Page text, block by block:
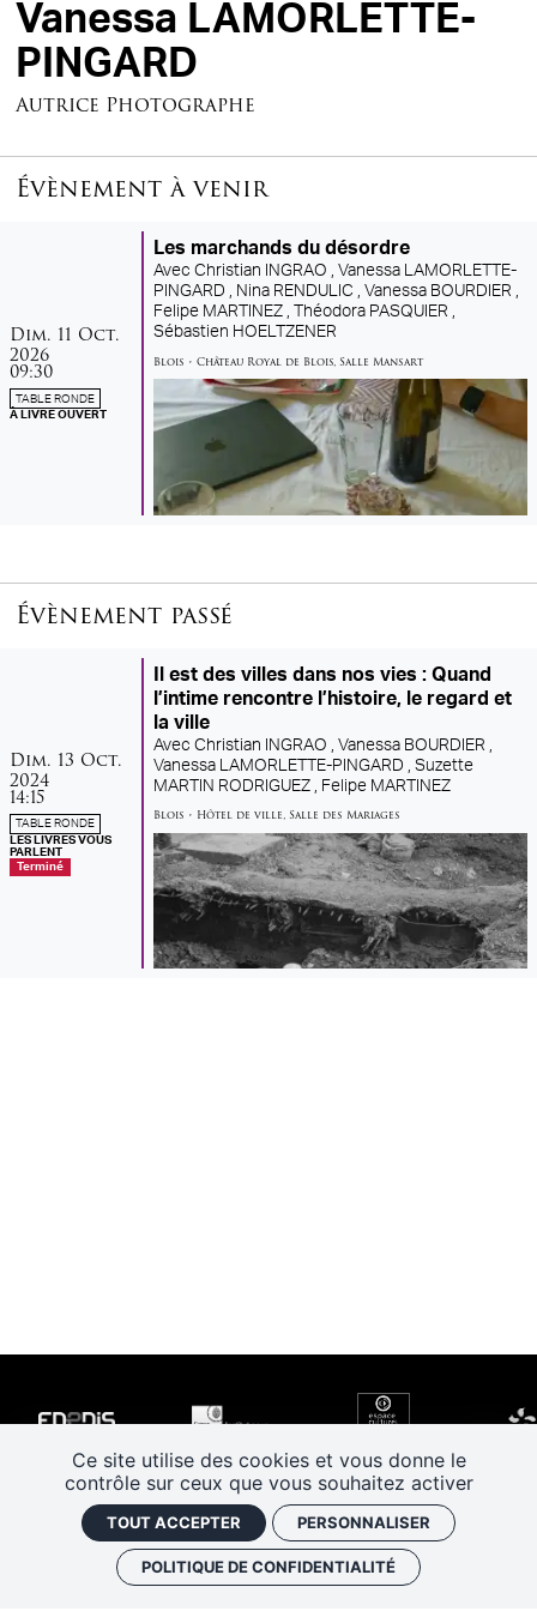
Ce site utilise des cookies et vous donne le
contrôle sur ceux que vous souhaitez activer
TOUT ACCEPTER PERSONNALISER
POLITIQUE DE CONFIDENTIALITÉ
Vanessa LAMORLETTE-
PINGARD
Autrice Photographe
Évènement à venir
dimanche
Dim. 11 octobre
Oct.
2026
09:30
TABLE RONDE
À LIVRE OUVERT
Les marchands du désordre
Avec Christian INGRAO , Vanessa LAMORLETTE-
PINGARD , Nina RENDULIC , Vanessa BOURDIER ,
Felipe MARTINEZ ,
Théodora PASQUIER ,
Sébastien HOELTZENER
Blois • Château Royal de Blois, Salle Mansart
Évènement passé
dimanche
Dim. 13 octobre
Oct.
2024
14:15
TABLE RONDE
LES LIVRES VOUS
PARLENT
Terminé
Il est des villes dans nos vies : Quand
l’intime rencontre l’histoire, le regard et
la ville
Avec Christian INGRAO , Vanessa BOURDIER ,
Vanessa LAMORLETTE-PINGARD , Suzette
MARTIN RODRIGUEZ , Felipe MARTINEZ
Blois • Hôtel de ville, Salle des Mariages